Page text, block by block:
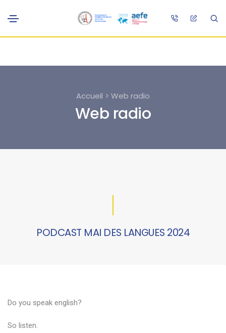
Accueil > Web radio
Web radio
PODCAST MAI DES LANGUES 2024
Do you speak english?
So listen.